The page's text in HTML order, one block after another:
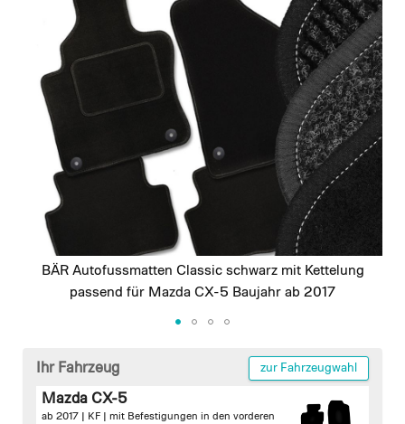
images
gallery
BÄR Autofussmatten Classic schwarz mit Kettelung
passend für Mazda CX-5 Baujahr ab 2017
beginning
Ihr Fahrzeug zur Fahrzeugwahl
Mazda CX-5
ab 2017 | KF | mit Befestigungen in den vorderen